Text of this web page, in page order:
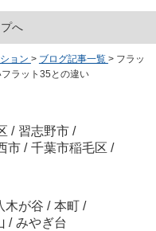
へ
ョン > ブログ記事一覧 > フラッ
ラット35との違い
/ 習志野市 /
市 / 千葉市稲毛区 /
木が谷 / 本町 /
/ みやぎ台